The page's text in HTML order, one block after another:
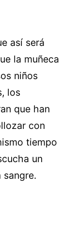
así será
la muñeca
niños
los
que han
con
tiempo
un